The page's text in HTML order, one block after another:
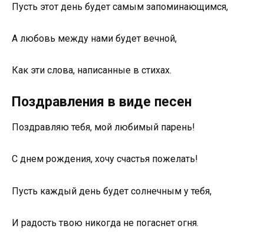
Пусть этот день будет самым запоминающимся,
А любовь между нами будет вечной,
Как эти слова, написанные в стихах.
Поздравления в виде песен
Поздравляю тебя, мой любимый парень!
С днем рождения, хочу счастья пожелать!
Пусть каждый день будет солнечным у тебя,
И радость твою никогда не погаснет огня.